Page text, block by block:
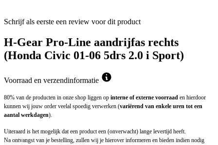
Schrijf als eerste een review voor dit product
H-Gear Pro-Line aandrijfas rechts
(Honda Civic 01-06 5drs 2.0 i Sport)
Voorraad en verzendinformatie
80% van de producten in onze shop liggen op interne of externe voorraad en hierdoor
kunnen wij jouw order veelal spoedig verwerken (variërend van enkele uren tot een
aantal werkdagen).
Uiteraard is het mogelijk dat een product een (onverwacht) lange levertijd heeft.
Na ontvangst van je bestelling, zullen wij je hierover informeren en bieden indien nodig